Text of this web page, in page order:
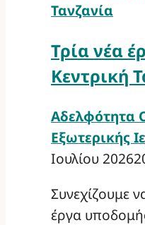
Τανζανία
Τρία νέα
Κεντρική
Αδελφότητα
Εξωτερικής
Ιουλίου 2026
Συνεχίζουμε
έργα